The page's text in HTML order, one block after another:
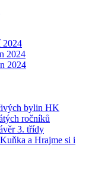
2024
2024
2024
bylin HK
ročníků
3. třídy
a Hrajme si i